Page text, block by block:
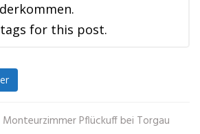
for this post.
Monteurzimmer Pflückuff bei Torgau